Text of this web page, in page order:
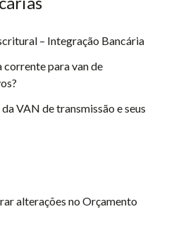
– Integração Bancária
para van de
VAN de transmissão e seus
alterações no Orçamento